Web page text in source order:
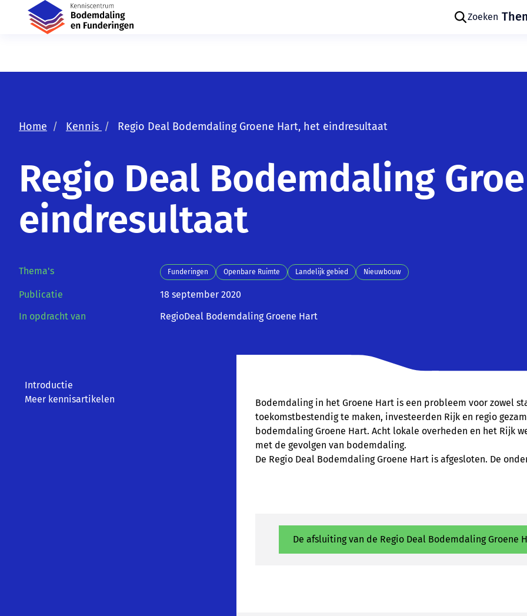
Zoeken
Home Kennis Regio Deal Bodemdaling Groene Hart, het eindresultaat
Regio Deal Bodemdaling
eindresultaat
Thema's Funderingen Openbare Ruimte Landelijk gebied Nieuwbouw
Publicatie
18 september 2020
In opdracht van
RegioDeal Bodemdaling Groene Hart
Introductie
Meer kennisartikelen
Bodemdaling in het Groene Hart is een probleem voor zowel
toekomstbestendig te maken, investeerden Rijk en regio
bodemdaling Groene Hart. Acht lokale overheden en het Rijk
met de gevolgen van bodemdaling.
De Regio Deal Bodemdaling Groene Hart is afgesloten. De
De afsluiting van de Regio Deal Bodemdaling Groene